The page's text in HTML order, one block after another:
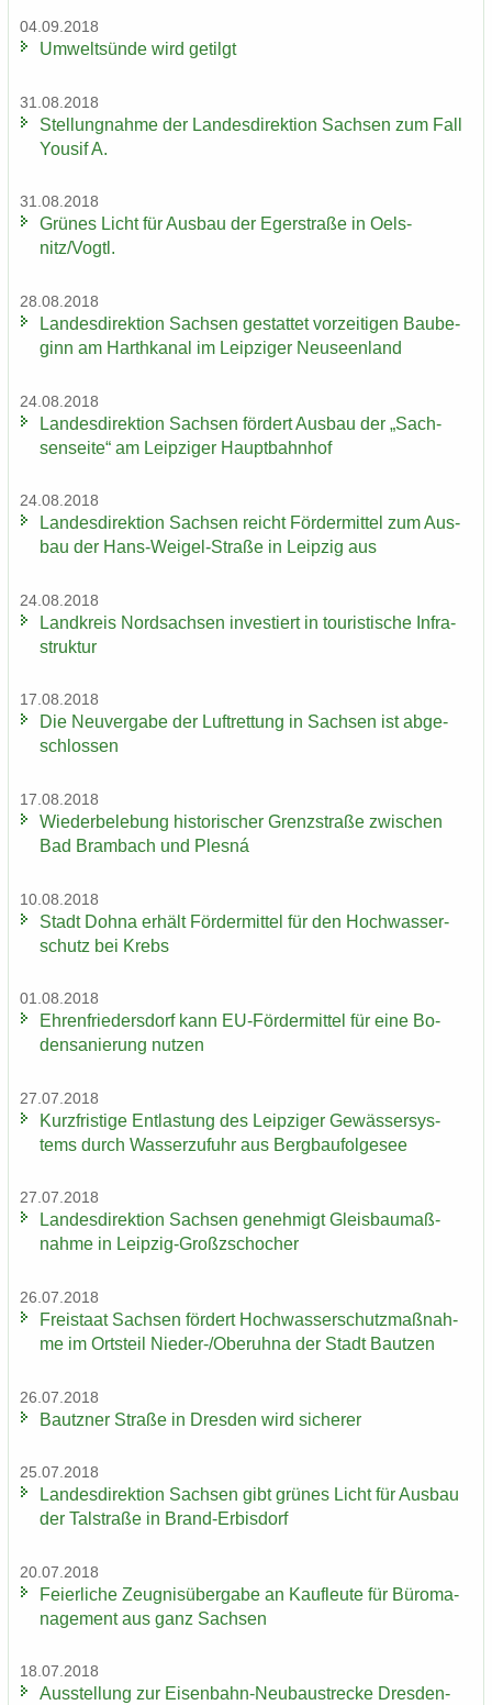
04.09.2018
Um­welt­sün­de wird ge­tilgt
31.08.2018
Stel­lung­nah­me der Lan­des­di­rek­ti­on Sach­sen zum Fall
You­sif A.
31.08.2018
Grü­nes Licht für Aus­bau der Eger­stra­ße in Oels­
nitz/Vogtl.
28.08.2018
Lan­des­di­rek­ti­on Sach­sen ge­stat­tet vor­zei­ti­gen Bau­be­
ginn am Harth­ka­nal im Leip­zi­ger Neu­seen­land
24.08.2018
Lan­des­di­rek­ti­on Sach­sen för­dert Aus­bau der „Sach­
sen­sei­te“ am Leip­zi­ger Haupt­bahn­hof
24.08.2018
Lan­des­di­rek­ti­on Sach­sen reicht För­der­mit­tel zum Aus­
bau der Hans-​Weigel-Straße in Leip­zig aus
24.08.2018
Land­kreis Nord­sach­sen in­ves­tiert in tou­ris­ti­sche In­fra­
struk­tur
17.08.2018
Die Neu­ver­ga­be der Luft­ret­tung in Sach­sen ist ab­ge­
schlos­sen
17.08.2018
Wie­der­be­le­bung his­to­ri­scher Grenz­stra­ße zwi­schen
Bad Brambach und Plesná
10.08.2018
Stadt Dohna er­hält För­der­mit­tel für den Hoch­was­ser­
schutz bei Krebs
01.08.2018
Eh­ren­frie­ders­dorf kann EU-​Fördermittel für eine Bo­
den­sa­nie­rung nut­zen
27.07.2018
Kurz­fris­ti­ge Ent­las­tung des Leip­zi­ger Ge­wäs­ser­sys­
tems durch Was­ser­zu­fuhr aus Berg­bau­fol­ge­see
27.07.2018
Lan­des­di­rek­ti­on Sach­sen ge­neh­migt Gleis­bau­maß­
nah­me in Leipzig-​Großzschocher
26.07.2018
Frei­staat Sach­sen för­dert Hoch­was­ser­schutz­maß­nah­
me im Orts­teil Nieder-​/Ober­uh­na der Stadt Baut­zen
26.07.2018
Bautz­ner Stra­ße in Dres­den wird si­che­rer
25.07.2018
Lan­des­di­rek­ti­on Sach­sen gibt grü­nes Licht für Aus­bau
der Tal­stra­ße in Brand-​Erbisdorf
20.07.2018
Fei­er­li­che Zeug­nis­über­ga­be an Kauf­leu­te für Bü­ro­ma­
nage­ment aus ganz Sach­sen
18.07.2018
Aus­stel­lung zur Eisenbahn-​Neubaustrecke Dresden-​